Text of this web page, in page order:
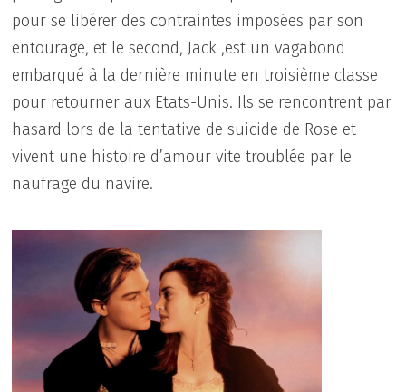
pour se libérer des contraintes imposées par son
entourage, et le second, Jack ,est un vagabond
embarqué à la dernière minute en troisième classe
pour retourner aux Etats-Unis. Ils se rencontrent par
hasard lors de la tentative de suicide de Rose et
vivent une histoire d’amour vite troublée par le
naufrage du navire.